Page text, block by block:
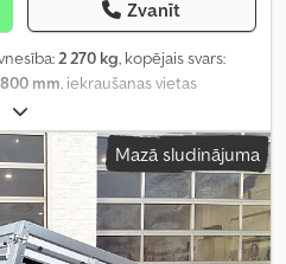
Zvanīt
2 270 kg, kopējais svars:
mm, iekraušanas vietas
Mazā sludinājuma